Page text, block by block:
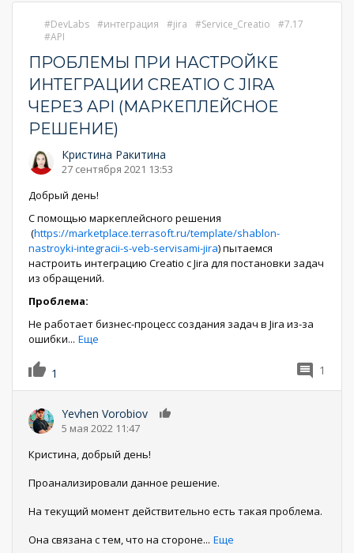
DevLabs интеграция jira Service_Creatio
7.17
API
ПРОБЛЕМЫ ПРИ НАСТРОЙКЕ
ИНТЕГРАЦИИ CREATIO С JIRA
ЧЕРЕЗ API (МАРКЕПЛЕЙСНОЕ
РЕШЕНИЕ)
Кристина Ракитина
27 сентября 2021 13:53
Добрый день!
С помощью маркеплейсного решения
(https://marketplace.terrasoft.ru/template/shablon-
nastroyki-integracii-s-veb-servisami-jira) пытаемся
настроить интеграцию Creatio с Jira для постановки задач
из обращений.
Проблема:
Не работает бизнес-процесс создания задач в Jira из-за
ошибки... Еще
1 1
Yevhen Vorobiov
5 мая 2022 11:47
Кристина, добрый день!
Проанализировали данное решение.
На текущий момент действительно есть такая проблема.
Она связана с тем, что на стороне... Еще